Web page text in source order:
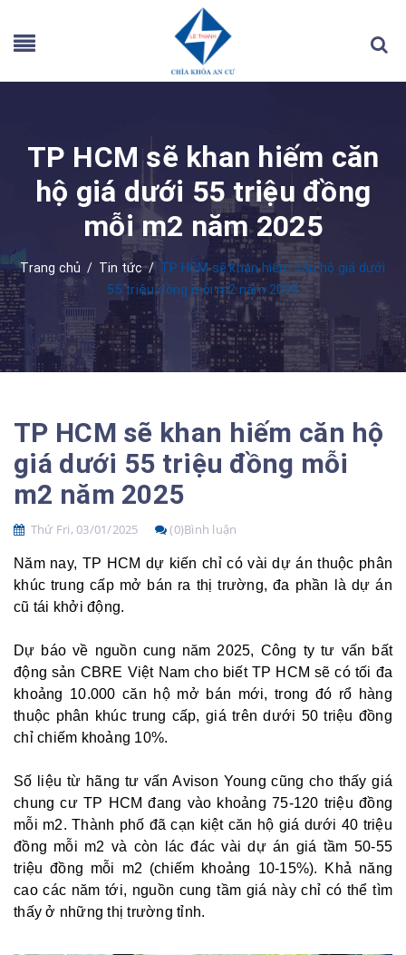
TP HCM sẽ khan hiếm căn
hộ giá dưới 55 triệu đồng
mỗi m2 năm 2025
Trang chủ / Tin tức / TP HCM sẽ khan hiếm căn hộ giá dưới
55 triệu đồng mỗi m2 năm 2025
TP HCM sẽ khan hiếm căn hộ
giá dưới 55 triệu đồng mỗi
m2 năm 2025
Thứ Fri, 03/01/2025 (0)Bình luận
Năm nay, TP HCM dự kiến chỉ có vài dự án thuộc phân
khúc trung cấp mở bán ra thị trường, đa phần là dự án
cũ tái khởi động.
Dự báo về nguồn cung năm 2025, Công ty tư vấn bất
động sản CBRE Việt Nam cho biết TP HCM sẽ có tối đa
khoảng 10.000 căn hộ mở bán mới, trong đó rổ hàng
thuộc phân khúc trung cấp, giá trên dưới 50 triệu đồng
chỉ chiếm khoảng 10%.
Số liệu từ hãng tư vấn Avison Young cũng cho thấy giá
chung cư TP HCM đang vào khoảng 75-120 triệu đồng
mỗi m2. Thành phố đã cạn kiệt căn hộ giá dưới 40 triệu
đồng mỗi m2 và còn lác đác vài dự án giá tầm 50-55
triệu đồng mỗi m2 (chiếm khoảng 10-15%). Khả năng
cao các năm tới, nguồn cung tầm giá này chỉ có thể tìm
thấy ở những thị trường tỉnh.